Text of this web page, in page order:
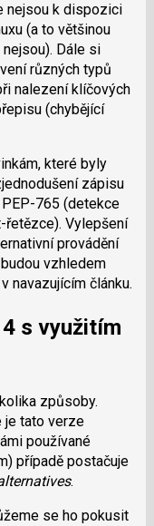
nejsou k dispozici
(a to většinou
Dále si
různých typů
nalezení klíčových
(chybějící
které byly
zápisu
765 (detekce
řetězce). Vylepšení
provádění
vzhledem
navazujícím článku.
s využitím
způsoby.
je tato verze
používané
případě postačuje
.
se ho pokusit